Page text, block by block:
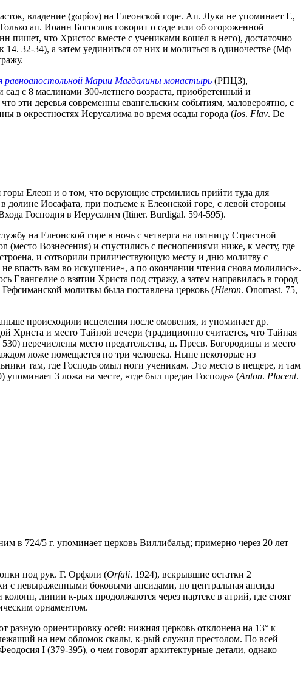
владение (χωρίον) на Елеонской горе. Ап. Лука не упоминает Г.,
ап. Иоанн Богослов говорит о саде или об огороженной
пишет, что Христос вместе с учениками вошел в него), достаточно
32-34), а затем уединиться от них и молиться в одиночестве (Мф
равноапостольной Марии Магдалины монастырь (РПЦЗ),
с 8 маслинами 300-летнего возраста, приобретенный и
эти деревья современны евангельским событиям, маловероятно, с
в окрестностях Иерусалима во время осады города (Ios. Flav. De
Елеон и о том, что верующие стремились прийти туда для
долине Иосафата, при подъеме к Елеонской горе, с левой стороны
Господня в Иерусалим (Itiner. Burdigal. 594-595).
на Елеонской горе в ночь с четверга на пятницу Страстной
(место Вознесения) и спустились с песнопениями ниже, к месту, где
и сотворили приличествующую месту и дню молитву с
впасть вам во искушение», а по окончании чтения снова молились».
Евангелие о взятии Христа под стражу, а затем направилась в город
молитвы была поставлена церковь (Hieron. Onomast. 75,
происходили исцеления после омовения, и упоминает др.
Христа и место Тайной вечери (традиционно считается, что Тайная
перечислены место предательства, ц. Пресв. Богородицы и место
ложе помещается по три человека. Ныне некоторые из
там, где Господь омыл ноги ученикам. Это место в пещере, и там
3 ложа на месте, «где был предан Господь» (Anton. Placent.
в 724/5 г. упоминает церковь Виллибальд; примерно через 20 лет
под рук. Г. Орфали (Orfali. 1924), вскрывшие остатки 2
с невыраженными боковыми апсидами, но центральная апсида
линии к-рых продолжаются через нартекс в атрий, где стоят
орнаментом.
разную ориентировку осей: нижняя церковь отклонена на 13° к
на нем обломок скалы, к-рый служил престолом. По всей
I (379-395), о чем говорят архитектурные детали, однако